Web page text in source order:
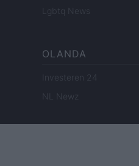
Lgbtq News
OLANDA
Investeren 24
NL Newz